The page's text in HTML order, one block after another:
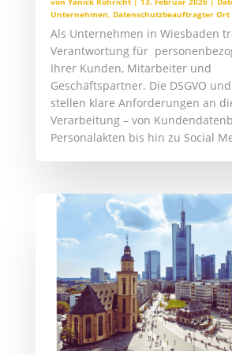
Unternehmen, Datenschutzbeauftragter Ort
Als Unternehmen in Wiesbaden
Verantwortung für
Ihrer Kunden, Mitarbeiter und
Geschäftspartner. Die DSGVO und
stellen klare Anforderungen an
Verarbeitung – von
Personalakten bis hin zu Social